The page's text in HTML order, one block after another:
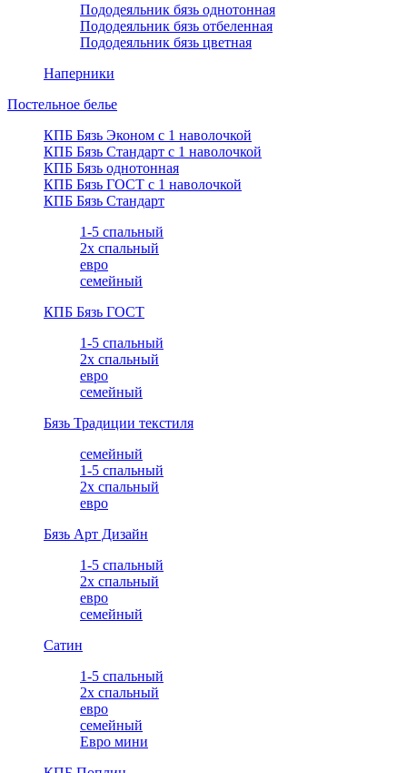
Пододеяльник бязь однотонная
Пододеяльник бязь отбеленная
Пододеяльник бязь цветная
Наперники
Постельное белье
КПБ Бязь Эконом с 1 наволочкой
КПБ Бязь Стандарт c 1 наволочкой
КПБ Бязь однотонная
КПБ Бязь ГОСТ c 1 наволочкой
КПБ Бязь Стандарт
1-5 спальный
2х спальный
евро
семейный
КПБ Бязь ГОСТ
1-5 спальный
2х спальный
евро
семейный
Бязь Традиции текстиля
семейный
1-5 спальный
2х спальный
евро
Бязь Арт Дизайн
1-5 спальный
2х спальный
евро
семейный
Сатин
1-5 спальный
2х спальный
евро
семейный
Евро мини